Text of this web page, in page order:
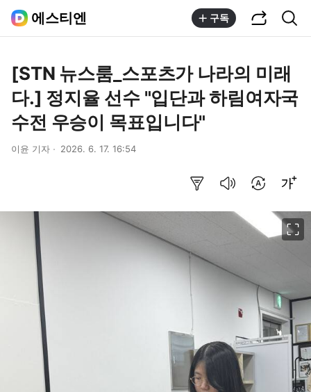
에스티엔 구독
[STN 뉴스룸_스포츠가 나라의 미래
다.] 정지율 선수 "입단과 하림여자국
수전 우승이 목표입니다"
이윤 기자 2026. 6. 17. 16:54